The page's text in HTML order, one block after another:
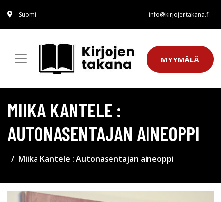
Suomi info@kirjojentakana.fi
MYYMÄLÄ
MIIKA KANTELE :
AUTONASENTAJAN AINEOPPI
Miika Kantele : Autonasentajan aineoppi